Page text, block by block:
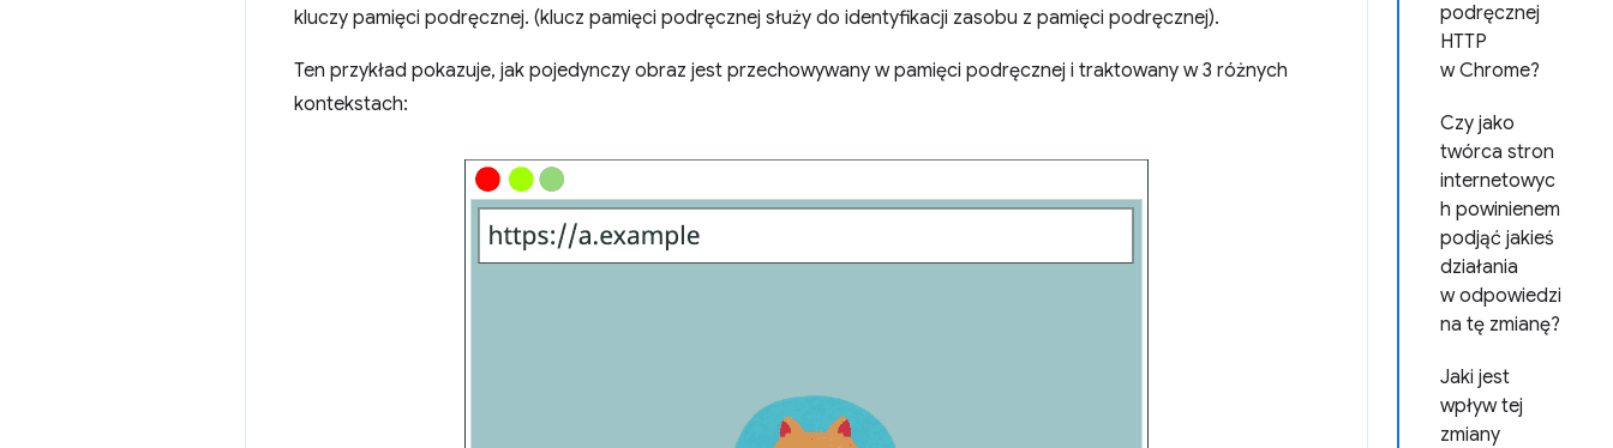
podręcznej
HTTP
w Chrome?
Czy jako
twórca stron
internetowyc
h powinienem
podjąć jakieś
działania
w odpowiedzi
na tę zmianę?
Jaki jest
wpływ tej
zmiany
kluczy pamięci podręcznej. (klucz pamięci podręcznej służy do identyfikacji zasobu z pamięci podręcznej).
Ten przykład pokazuje, jak pojedynczy obraz jest przechowywany w pamięci podręcznej i traktowany w 3 różnych
kontekstach: